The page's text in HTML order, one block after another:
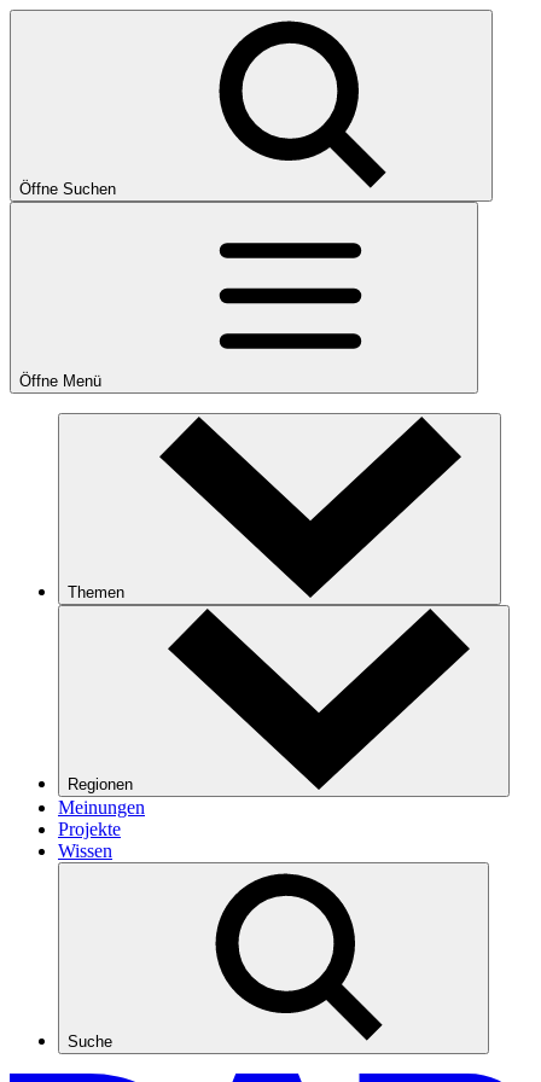
Öffne Suchen
Öffne Menü
Themen
Regionen
Meinungen
Projekte
Wissen
Suche